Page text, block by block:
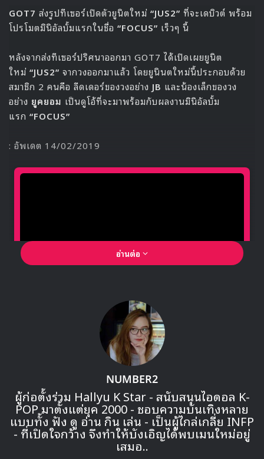
เวลาเที่ยงคืนของเกาหลี ออฟฟิศเชียลปล่อยคลิปทีเซอร์
มิวสิควีดีโอเพลงโปรโมต ในชื่อ“Butterfly”สำหรับการคัม
แบคของLOONAออกมา
กุมภาพันธ์นี้ เวลา 6 โมงเย็นของเกาหลี
https://www.youtube.com/watch?v=4xWduU_wKBk
สมาชิกคนสุดท้ายเป็นคนที่ 12 คือชยู